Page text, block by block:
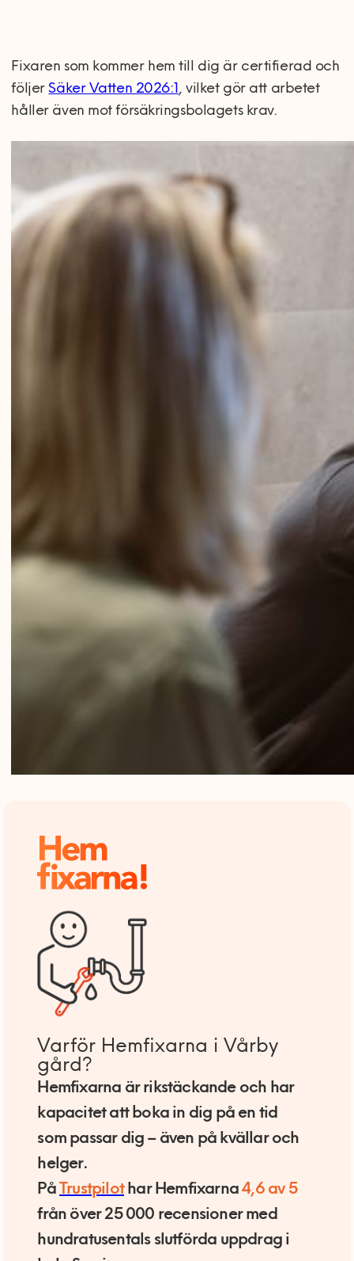
Fixaren som kommer hem till dig är certifierad och
följerSäker Vatten 2026:1, vilket gör att arbetet
håller även mot försäkringsbolagets krav.
Varför Hemfixarna i Vårby
gård?
Hemfixarna är rikstäckande och har
kapacitet att boka in dig på en tid
som passar dig – även på kvällar och
helger.
På Trustpilothar Hemfixarna4,6 av 5
från över 25 000 recensioner med
hundratusentals slutförda uppdrag i